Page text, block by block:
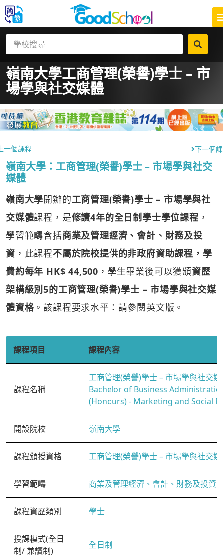
嶺南大學工商管理(榮譽)學士 – 市
場學與社交媒體
一個課程 下一個
嶺南大學：工商管理(榮譽)學士 – 市場學與社交
媒體
嶺南大學開辦的工商管理(榮譽)學士 – 市場學與社
交媒體課程，是修讀4年的全日制學士學位課程 ，
學習範疇含括商業及管理經濟、會計、財務及投
資 ，此課程不屬於院校提供的非政府資助課程，學
費約每年 HK$ 44,500 ，學生畢業後可以獲頒資歷
架構級別5的工商管理(榮譽)學士 – 市場學與社交媒
體資格。該課程要求水平：請參閱英文版。
課程項目 課程內容
課程名稱
工商管理(榮譽)學士 – 市場學與社交媒
Bachelor of Business
(Honours) - Marketing and Social
開設院校 嶺南大學
課程頒授資格 工商管理(榮譽)學士 – 市場學與社交媒
學習範疇 商業及管理經濟、會計、財務及投資
課程資歷類別 學士
授課模式(全日
制/ 兼讀制)
全日制